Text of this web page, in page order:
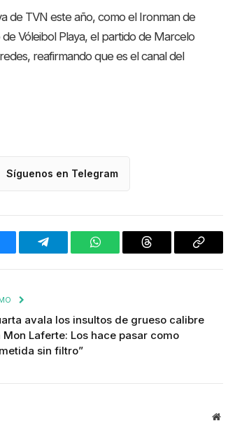
de TVN este año, como el Ironman de
Vóleibol Playa, el partido de Marcelo
reafirmando que es el canal del
Síguenos en Telegram
Telegram WhatsAppThreads
Copiar
avala los insultos de grueso calibre
Mon Laferte: Los hace pasar como
sin filtro”